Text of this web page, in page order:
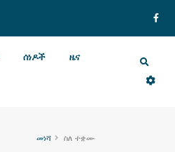
ሰነዶች ዜና
መነሻ ስለ ተቋሙ